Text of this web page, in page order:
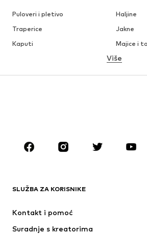
Puloveri i pletivo
Haljine
Traperice
Jakne
Kaputi
Majice i
Donje
Suknje
Bluze i
Dodaci
Premium
Novo
Više
SLUŽBA ZA KORISNIKE
Kontakt i pomoć
Suradnje s kreatorima